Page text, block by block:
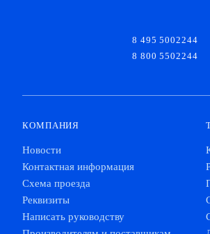
8 495 5002244
8 800 5502244
КОМПАНИЯ
Новости
Контактная информация
Схема проезда
Реквизиты
Написать руководству